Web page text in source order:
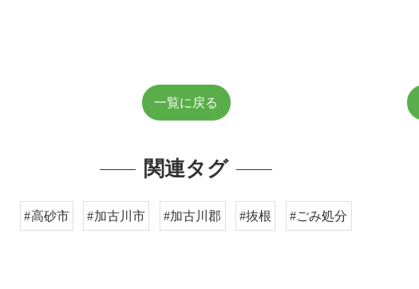
一覧に戻る
関連タグ
#高砂市 #加古川市 #加古川郡 #抜根 #ごみ処分